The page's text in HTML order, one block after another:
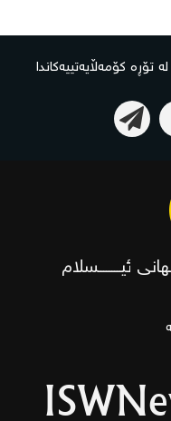
کۆمەڵایەتییەکاندا
ئیــــــــسلام